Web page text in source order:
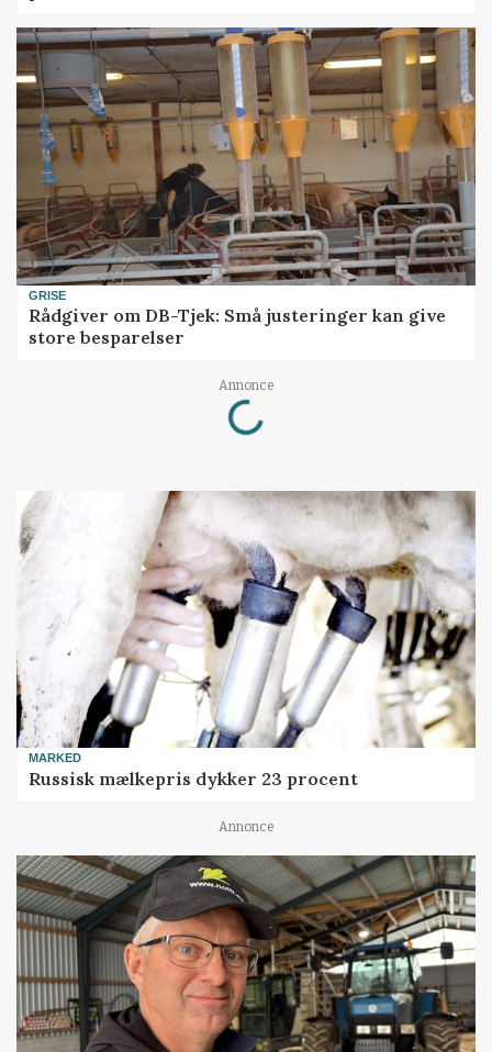
GRISE
Rådgiver om DB-Tjek: Små justeringer kan give
store besparelser
Annonce
Loading...
MARKED
Russisk mælkepris dykker 23 procent
Annonce